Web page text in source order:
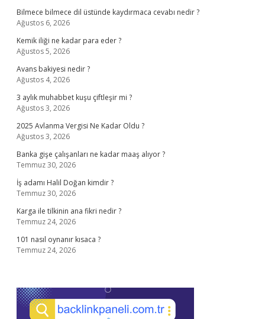
Bilmece bilmece dil üstünde kaydırmaca cevabı nedir ?
Ağustos 6, 2026
Kemik iliği ne kadar para eder ?
Ağustos 5, 2026
Avans bakiyesi nedir ?
Ağustos 4, 2026
3 aylık muhabbet kuşu çiftleşir mi ?
Ağustos 3, 2026
2025 Avlanma Vergisi Ne Kadar Oldu ?
Ağustos 3, 2026
Banka gişe çalışanları ne kadar maaş alıyor ?
Temmuz 30, 2026
İş adamı Halil Doğan kimdir ?
Temmuz 30, 2026
Karga ile tilkinin ana fikri nedir ?
Temmuz 24, 2026
101 nasıl oynanır kısaca ?
Temmuz 24, 2026